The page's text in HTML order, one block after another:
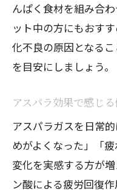
アスパラガスの
アスパラガ
点
適切なアス
方法
アスパラガ
アスパラガ
か
んぱく食材を組み合
ット中の方にもおす
化不良の原因となる
を目安にしましょう。
アスパラ効果で感じ
アスパラガスを日常
めがよくなった」「
変化を実感する方が
ン酸による疲労回復